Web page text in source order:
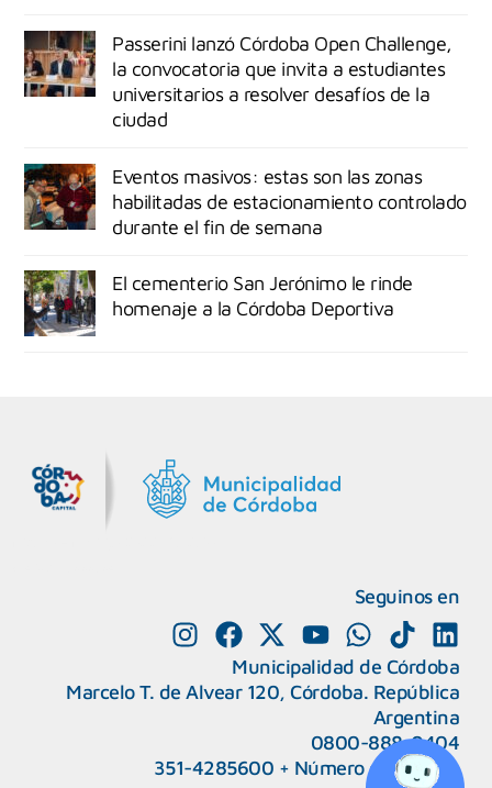
Passerini lanzó Córdoba Open Challenge,
la convocatoria que invita a estudiantes
universitarios a resolver desafíos de la
ciudad
Eventos masivos: estas son las zonas
habilitadas de estacionamiento controlado
durante el fin de semana
El cementerio San Jerónimo le rinde
homenaje a la Córdoba Deportiva
Seguinos en
Municipalidad de Córdoba
Marcelo T. de Alvear 120, Córdoba. República
Argentina
0800-888-0404
351-4285600 + Número de interno
CAPeM – Centro de Atención a Personas Migrantes y Refugiadas.